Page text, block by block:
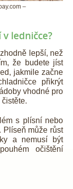
–
ledničce?
lepší, než
že budete jíst
jakmile začne
přikrýt
vhodné pro
s plísní nebo
Plíseň může růst
a nemusí být
očištění